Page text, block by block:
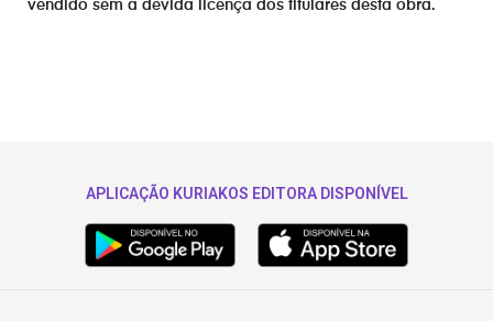
vendido sem a devida licença dos titulares desta obra.
APLICAÇÃO KURIAKOS EDITORA DISPONÍVEL